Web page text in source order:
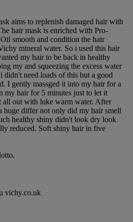
aims to replenish damaged hair with
hair mask is enriched with Pro-
smooth and condition the hair
mineral water. So i used this hair
my hair to be back in healthy
my and squeezing the excess water
need loads of this but a good
I gently massged it into my hair for a
my hair for 5 minutes just to let it
all out with luke warm water. After
huge differ not only did my hair smell
healthy shiny didn't look dry look
reduced. Soft shiny hair in five
vichy.co.uk